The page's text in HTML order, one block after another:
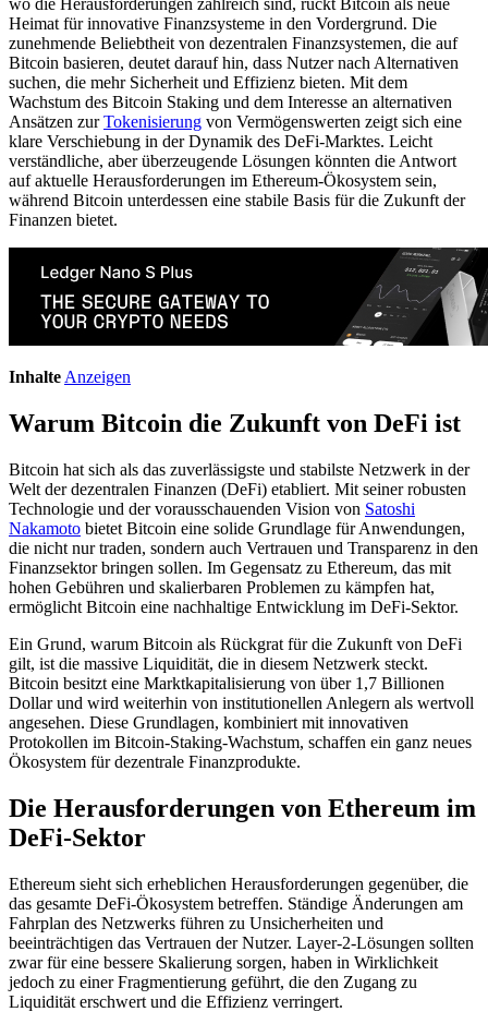
Heimat für innovative Finanzsysteme in den Vordergrund. Die
zunehmende Beliebtheit von dezentralen Finanzsystemen, die auf
Bitcoin basieren, deutet darauf hin, dass Nutzer nach Alternativen
suchen, die mehr Sicherheit und Effizienz bieten. Mit dem
Wachstum des Bitcoin Staking und dem Interesse an alternativen
Ansätzen zurTokenisierung von Vermögenswerten zeigt sich eine
klare Verschiebung in der Dynamik des DeFi-Marktes. Leicht
verständliche, aber überzeugende Lösungen könnten die Antwort
auf aktuelle Herausforderungen im Ethereum-Ökosystem sein,
während Bitcoin unterdessen eine stabile Basis für die Zukunft der
Finanzen bietet.
Inhalte Anzeigen
Warum Bitcoin die Zukunft von DeFi ist
Bitcoin hat sich als das zuverlässigste und stabilste Netzwerk in der
Welt der dezentralen Finanzen (DeFi) etabliert. Mit seiner robusten
Technologie und der vorausschauenden Vision von Satoshi
Nakamoto bietet Bitcoin eine solide Grundlage für Anwendungen,
die nicht nur traden, sondern auch Vertrauen und Transparenz in den
Finanzsektor bringen sollen. Im Gegensatz zu Ethereum, das mit
hohen Gebühren und skalierbaren Problemen zu kämpfen hat,
ermöglicht Bitcoin eine nachhaltige Entwicklung im DeFi-Sektor.
Ein Grund, warum Bitcoin als Rückgrat für die Zukunft von DeFi
gilt, ist die massive Liquidität, die in diesem Netzwerk steckt.
Bitcoin besitzt eine Marktkapitalisierung von über 1,7 Billionen
Dollar und wird weiterhin von institutionellen Anlegern als wertvoll
angesehen. Diese Grundlagen, kombiniert mit innovativen
Protokollen im Bitcoin-Staking-Wachstum, schaffen ein ganz neues
Ökosystem für dezentrale Finanzprodukte.
Die Herausforderungen von Ethereum im
DeFi-Sektor
Ethereum sieht sich erheblichen Herausforderungen gegenüber, die
das gesamte DeFi-Ökosystem betreffen. Ständige Änderungen am
Fahrplan des Netzwerks führen zu Unsicherheiten und
beeinträchtigen das Vertrauen der Nutzer. Layer-2-Lösungen sollten
zwar für eine bessere Skalierung sorgen, haben in Wirklichkeit
jedoch zu einer Fragmentierung geführt, die den Zugang zu
Liquidität erschwert und die Effizienz verringert.